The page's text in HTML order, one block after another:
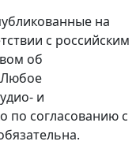
на
с российским
об
Любое
и
по согласованию с